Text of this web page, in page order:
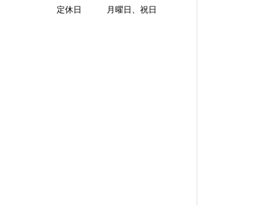
定休日 月曜日、祝日